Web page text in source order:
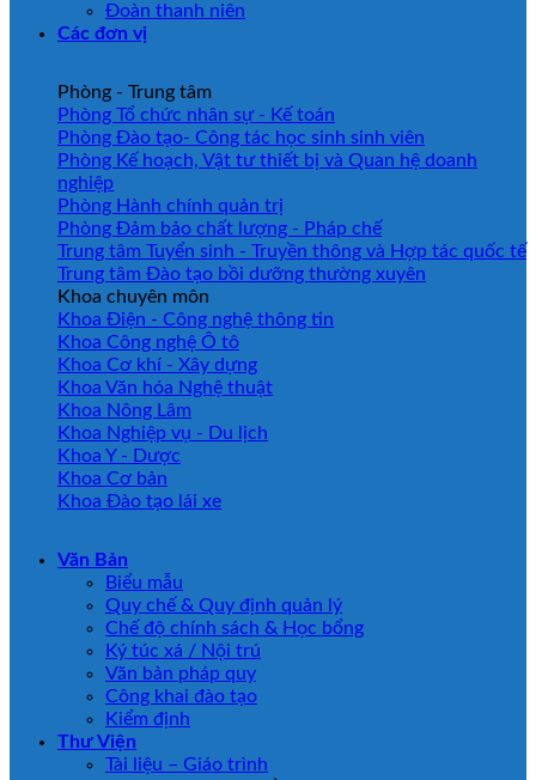
Đoàn thanh niên
Các đơn vị
Phòng - Trung tâm
Phòng Tổ chức nhân sự - Kế toán
Phòng Đào tạo- Công tác học sinh sinh viên
Phòng Kế hoạch, Vật tư thiết bị và Quan hệ doanh
nghiệp
Phòng Hành chính quản trị
Phòng Đảm bảo chất lượng - Pháp chế
Trung tâm Tuyển sinh - Truyền thông và Hợp tác quốc tế
Trung tâm Đào tạo bồi dưỡng thường xuyên
Khoa chuyên môn
Khoa Điện - Công nghệ thông tin
Khoa Công nghệ Ô tô
Khoa Cơ khí - Xây dựng
Khoa Văn hóa Nghệ thuật
Khoa Nông Lâm
Khoa Nghiệp vụ - Du lịch
Khoa Y - Dược
Khoa Cơ bản
Khoa Đào tạo lái xe
Văn Bản
Biểu mẫu
Quy chế & Quy định quản lý
Chế độ chính sách & Học bổng
Ký túc xá / Nội trú
Văn bản pháp quy
Công khai đào tạo
Kiểm định
Thư Viện
Tài liệu – Giáo trình